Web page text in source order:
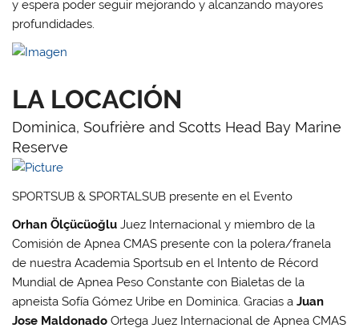
y espera poder seguir mejorando y alcanzando mayores
profundidades.
LA LOCACIÓN
Dominica, Soufrière and Scotts Head Bay Marine
Reserve
SPORTSUB & SPORTALSUB presente en el Evento
Orhan Ölçücüoğlu Juez Internacional y miembro de la
Comisión de Apnea CMAS presente con la polera/franela
de nuestra Academia Sportsub en el Intento de Récord
Mundial de Apnea Peso Constante con Bialetas de la
apneista Sofía Gómez Uribe en Dominica. Gracias aJuan
Jose Maldonado Ortega Juez Internacional de Apnea CMAS